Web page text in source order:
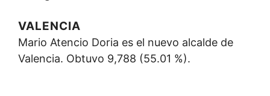
VALENCIA
Mario Atencio Doria es el nuevo alcalde de
Valencia. Obtuvo 9,788 (55.01 %).